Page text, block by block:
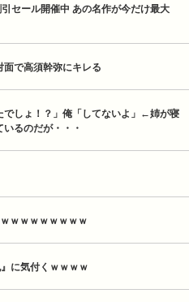
セール開催中 あの名作が今だけ最大
面で高須幹弥にキレる
でしょ！？」俺「してないよ」←姉が寝
るのだが・・・
ｗｗｗｗｗｗｗｗ
に気付くｗｗｗｗ